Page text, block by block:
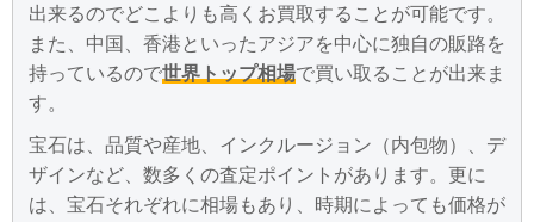
出来るのでどこよりも高くお買取することが可能です。
また、中国、香港といったアジアを中心に独自の販路を
持っているので世界トップ相場で買い取ることが出来ま
す。
宝石は、品質や産地、インクルージョン（内包物）、デ
ザインなど、数多くの査定ポイントがあります。更に
は、宝石それぞれに相場もあり、時期によっても価格が